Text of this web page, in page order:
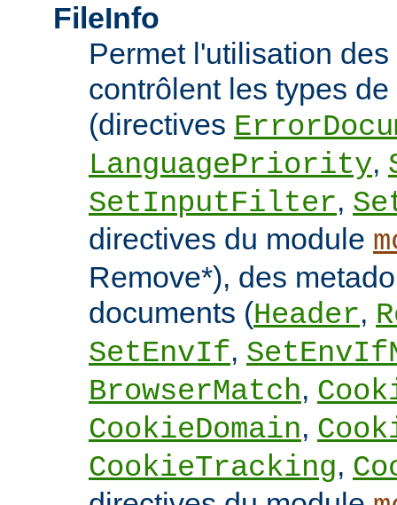
FileInfo
Permet l'utilisation
contrôlent les types
(directives
LanguagePriority,
SetInputFilter,
directives du module
Remove*), des
documents (Header,
SetEnvIf,
BrowserMatch,
CookieDomain,
CookieTracking,